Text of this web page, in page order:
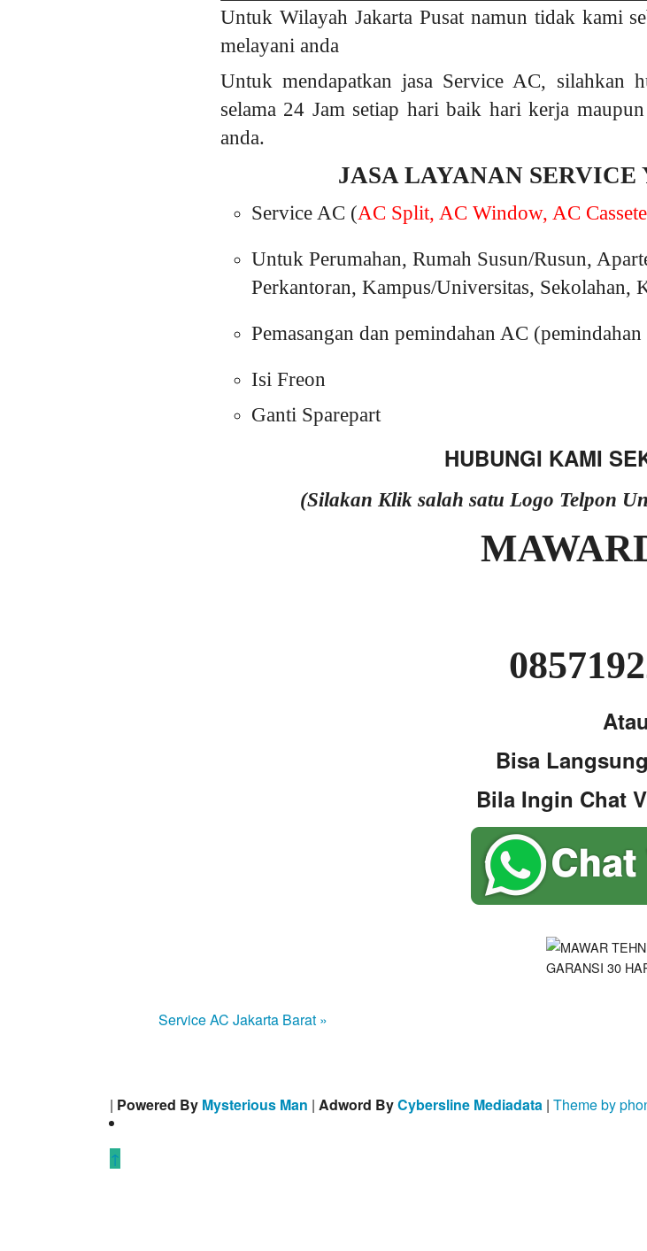
Untuk Wilayah Jakarta Pusat namun tidak kami
melayani anda
Untuk mendapatkan jasa Service AC, silahkan
selama 24 Jam setiap hari baik hari kerja
anda.
JASA LAYANAN
Service AC (AC Split, AC Window, AC
Untuk Perumahan, Rumah Susun/Rusun,
Perkantoran, Kampus/Universitas, Sekolahan,
Pemasangan dan pemindahan AC
Isi Freon
Ganti Sparepart
HUBUNGI KAMI
(Silakan Klik salah satu Logo Telpon
Atau
Bisa
Bila Ingin Chat
Service AC Jakarta Barat »
| Powered By Mysterious Man | Adword ByCybersline Mediadata | Theme by
↑